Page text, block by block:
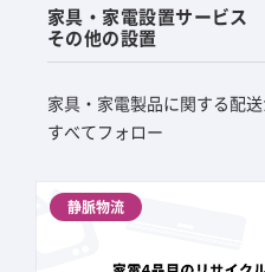
家具・家電設置サービス
その他の設置
家具・家電製品に関する配
すべてフォロー
静脈物流